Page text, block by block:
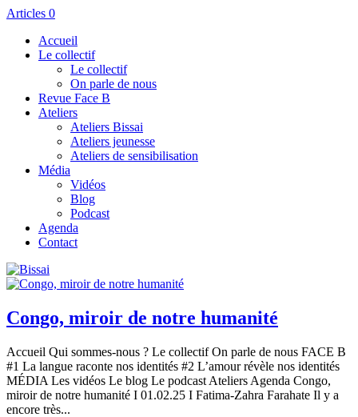
Articles 0
Accueil
Le collectif
Le collectif
On parle de nous
Revue Face B
Ateliers
Ateliers Bissai
Ateliers jeunesse
Ateliers de sensibilisation
Média
Vidéos
Blog
Podcast
Agenda
Contact
Congo, miroir de notre humanité
Accueil Qui sommes-nous ? Le collectif On parle de nous FACE B
#1 La langue raconte nos identités #2 L’amour révèle nos identités
MÉDIA Les vidéos Le blog Le podcast Ateliers Agenda Congo,
miroir de notre humanité I 01.02.25 I Fatima-Zahra Farahate Il y a
encore très...